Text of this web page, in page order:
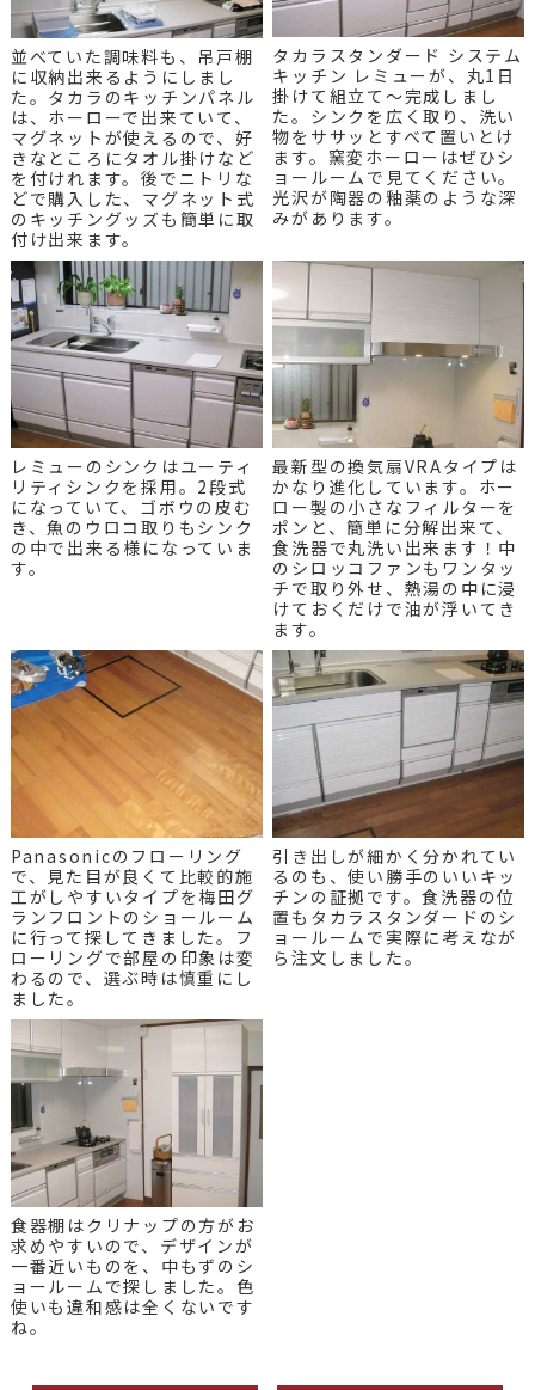
並べていた調味料も、吊戸棚
に収納出来るようにしまし
た。タカラのキッチンパネル
は、ホーローで出来ていて、
マグネットが使えるので、好
きなところにタオル掛けなど
を付けれます。後でニトリな
どで購入した、マグネット式
のキッチングッズも簡単に取
付け出来ます。
タカラスタンダード システム
キッチン レミューが、丸1日
掛けて組立て～完成しまし
た。シンクを広く取り、洗い
物をササッとすべて置いとけ
ます。窯変ホーローはぜひシ
ョールームで見てください。
光沢が陶器の釉薬のような深
みがあります。
レミューのシンクはユーティ
リティシンクを採用。2段式
になっていて、ゴボウの皮む
き、魚のウロコ取りもシンク
の中で出来る様になっていま
す。
最新型の換気扇VRAタイプは
かなり進化しています。ホー
ロー製の小さなフィルターを
ポンと、簡単に分解出来て、
食洗器で丸洗い出来ます！中
のシロッコファンもワンタッ
チで取り外せ、熱湯の中に浸
けておくだけで油が浮いてき
ます。
Panasonicのフローリング
で、見た目が良くて比較的施
工がしやすいタイプを梅田グ
ランフロントのショールーム
に行って探してきました。フ
ローリングで部屋の印象は変
わるので、選ぶ時は慎重にし
ました。
引き出しが細かく分かれてい
るのも、使い勝手のいいキッ
チンの証拠です。食洗器の位
置もタカラスタンダードのシ
ョールームで実際に考えなが
ら注文しました。
食器棚はクリナップの方がお
求めやすいので、デザインが
一番近いものを、中もずのシ
ョールームで探しました。色
使いも違和感は全くないです
ね。